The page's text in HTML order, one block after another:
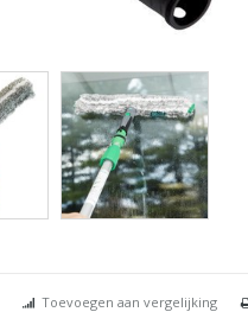
Toevoegen aan vergelijking